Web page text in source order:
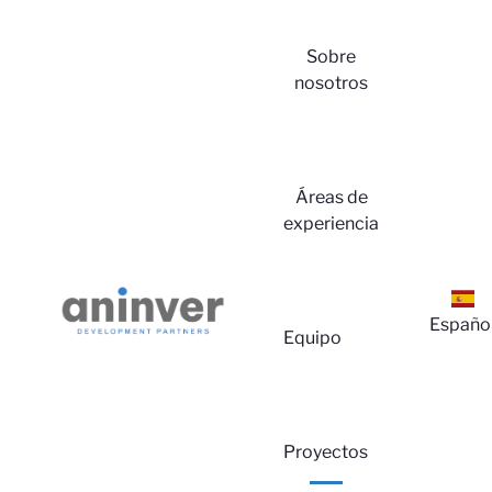
Sobre
nosotros
Áreas de
experiencia
Equipo
Proyectos